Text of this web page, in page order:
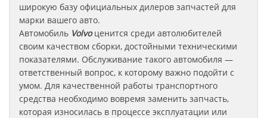
широкую базу официальных дилеров запчастей для
марки вашего авто.
Автомобиль Volvo ценится среди автолюбителей
своим качеством сборки, достойными техническими
показателями. Обслуживание такого автомобиля —
ответственный вопрос, к которому важно подойти с
умом. Для качественной работы транспортного
средства необходимо вовремя заменить запчасть,
которая износилась в процессе эксплуатации или